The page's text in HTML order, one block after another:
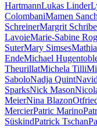
HartmannLukas Linder
ColombaniMamen
SchreinerMargrit
LavoieMarie-Sabine
SuterMary Simses
EndeMichael
TheurillatMichela Tilli
SaboloNadja Quint
SparksNick Mason
MeierNina Blazon
MercierPatric Marino
SüskindPatrick Tschan